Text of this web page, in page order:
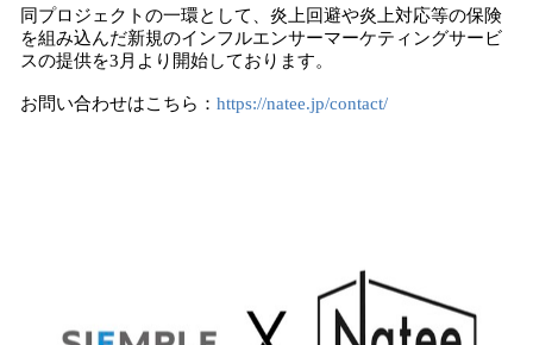
み
中
で
同プロジェクトの一環として、炎上回避や炎上対応等の保険
を組み込んだ新規のインフルエンサーマーケティングサービ
スの提供を3月より開始しております。
お問い合わせはこちら： https://natee.jp/contact/